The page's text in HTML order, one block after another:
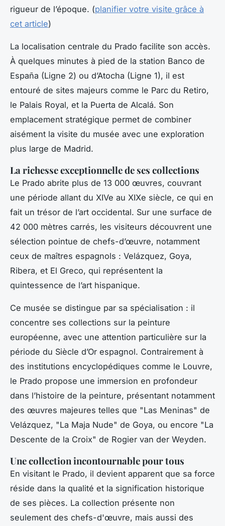
rigueur de l’époque. (planifier votre visite grâce à
cet article)
La localisation centrale du Prado facilite son accès.
À quelques minutes à pied de la station Banco de
España (Ligne 2) ou d’Atocha (Ligne 1), il est
entouré de sites majeurs comme le Parc du Retiro,
le Palais Royal, et la Puerta de Alcalá. Son
emplacement stratégique permet de combiner
aisément la visite du musée avec une exploration
plus large de Madrid.
La richesse exceptionnelle de ses collections
Le Prado abrite plus de 13 000 œuvres, couvrant
une période allant du XIVe au XIXe siècle, ce qui en
fait un trésor de l’art occidental. Sur une surface de
42 000 mètres carrés, les visiteurs découvrent une
sélection pointue de chefs-d’œuvre, notamment
ceux de maîtres espagnols : Velázquez, Goya,
Ribera, et El Greco, qui représentent la
quintessence de l’art hispanique.
Ce musée se distingue par sa spécialisation : il
concentre ses collections sur la peinture
européenne, avec une attention particulière sur la
période du Siècle d’Or espagnol. Contrairement à
des institutions encyclopédiques comme le Louvre,
le Prado propose une immersion en profondeur
dans l’histoire de la peinture, présentant notamment
des œuvres majeures telles que "Las Meninas" de
Velázquez, "La Maja Nude" de Goya, ou encore "La
Descente de la Croix" de Rogier van der Weyden.
Une collection incontournable pour tous
En visitant le Prado, il devient apparent que sa force
réside dans la qualité et la signification historique
de ses pièces. La collection présente non
seulement des chefs-d'œuvre, mais aussi des